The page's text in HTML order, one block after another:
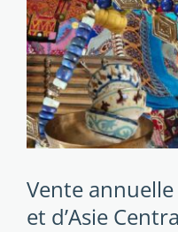
Vente
et d’Asie